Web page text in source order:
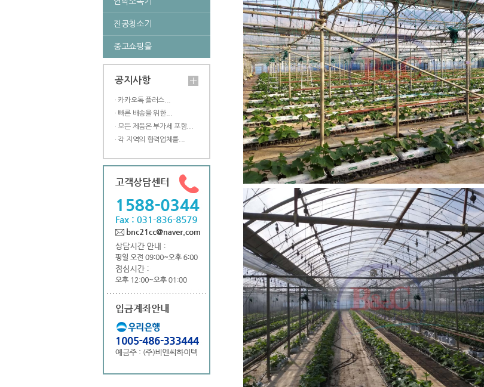
진공청소기
중고쇼핑몰
공지사항
· 카카오톡 플러스...
· 빠른 배송을 위한...
· 모든 제품은 부가세 포함...
· 각 지역의 협력업체를...